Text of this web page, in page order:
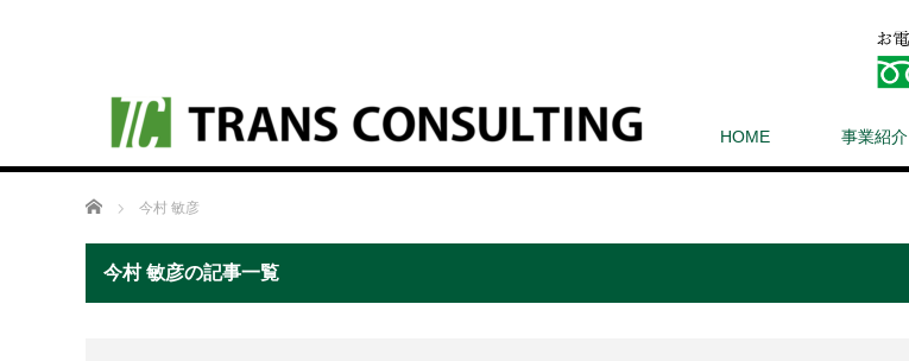
HOME 事業紹介
ホーム 今村 敏彦
今村 敏彦の記事一覧